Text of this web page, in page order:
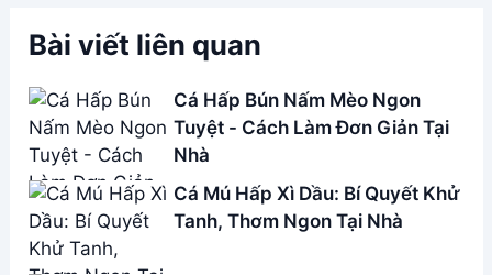
Tuyệt - Cách Làm Đơn Giản Tại
Cá Mú Hấp Xì Dầu: Bí Quyết Khử
Tanh, Thơm Ngon Tại Nhà
Cá Quả Hấp Xì Dầu Điện Biên -
Món Ăn Ngon Tuyệt Đỉnh